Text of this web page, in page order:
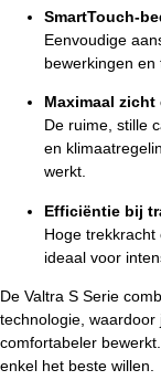
SmartTouch-
Eenvoudige
bewerkingen en
Maximaal
De ruime, stille
en
werkt.
Efficiëntie bij
Hoge
ideaal voor
De Valtra S Serie
technologie, waardoor
comfortabeler
enkel het beste willen.